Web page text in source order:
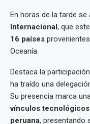
En horas de la tarde se
Internacional, que
16 países
Oceanía.
Destaca la
ha traído una
Su presencia marca
vínculos
peruana, presentando